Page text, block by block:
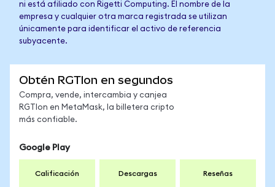
ni está afiliado con Rigetti Computing. El nombre de la
empresa y cualquier otra marca registrada se utilizan
únicamente para identificar el activo de referencia
subyacente.
Obtén RGTIon en segundos
Compra, vende, intercambia y canjea
RGTIon en MetaMask, la billetera cripto
más confiable.
Google Play
Calificación Descargas Reseñas